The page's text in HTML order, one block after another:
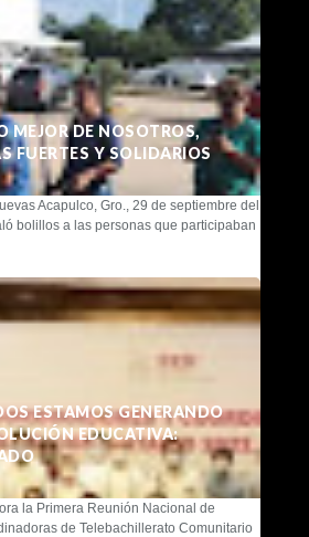
MEJOR DE NOSOTROS,
FUERTES Y SOLIDARIOS
Acapulco, Gro., 29 de septiembre del
bolillos a las personas que participaban
ESTAMOS GENERANDO
EDUCATIVA:
la Primera Reunión Nacional de
de Telebachillerato Comunitario